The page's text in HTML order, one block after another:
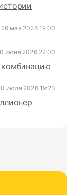
26 мая 2026 19:00
июня 2026 22:00
июля 2026 19:23